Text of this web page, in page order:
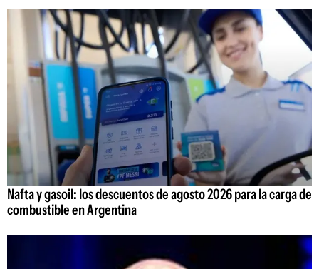
Nafta y gasoil: los descuentos de agosto 2026 para la carga de
combustible en Argentina